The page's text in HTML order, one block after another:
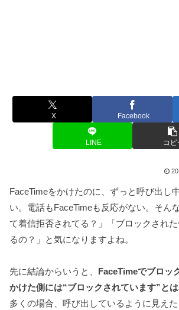
X Facebook
LINE コピ
FaceTimeをかけたのに、ずっと呼び出し
い。電話もFaceTimeも反応がない。そん
て着信拒否されてる？」「ブロックされた
るの？」と気になりますよね。
先に結論からいうと、 FaceTimeでブロッ
かけた側には“ブロックされています”とは
多くの場合、呼び出しているように見え